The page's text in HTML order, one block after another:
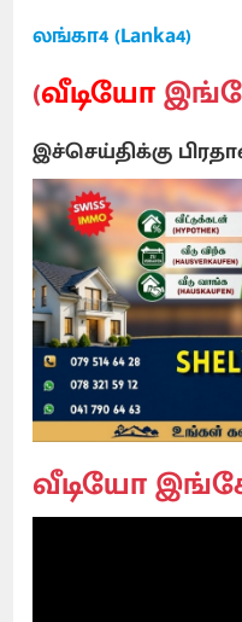
லங்கா4 (Lanka4)
(வீடியோ
இச்செய்திக்கு
வீடியோ